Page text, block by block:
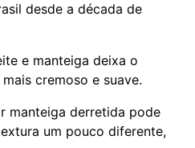
desde a década de
e manteiga deixa o
cremoso e suave.
manteiga derretida pode
um pouco diferente,